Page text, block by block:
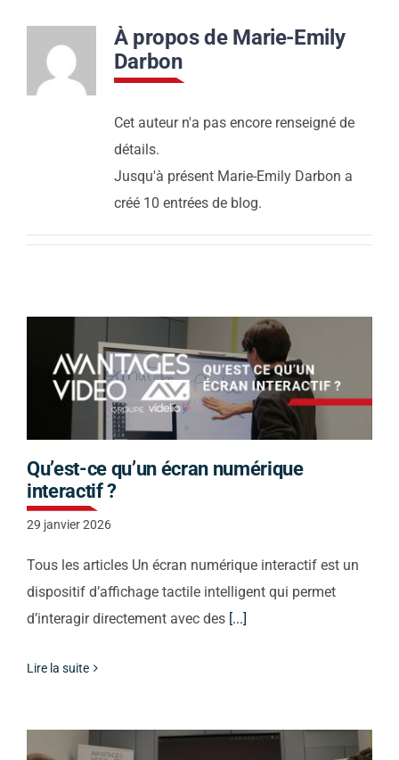
À propos de Marie-Emily
Darbon
Cet auteur n'a pas encore renseigné de
détails.
Jusqu'à présent Marie-Emily Darbon a
créé 10 entrées de blog.
Qu’est-ce qu’un écran numérique
interactif ?
29 janvier 2026
Tous les articles Un écran numérique interactif est un
dispositif d’affichage tactile intelligent qui permet
d’interagir directement avec des [...]
Lire la suite
Contact
Support
Appelez nous
Envoyez nous un email
Nous vous